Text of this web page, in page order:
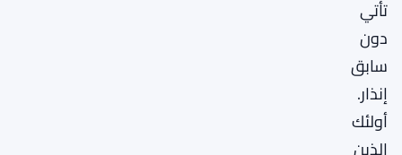
تأتي
دون
سابق
إنذار.
أولئك
الذين